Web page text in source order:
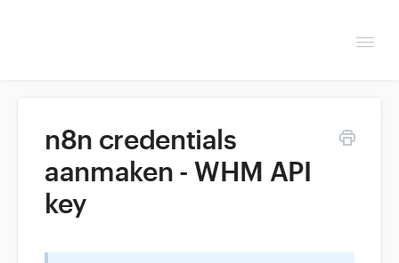
Helpdesk
n8n credentials
aanmaken - WHM API
key